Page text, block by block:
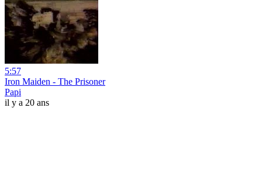
5:57
Iron Maiden - The Prisoner
Papi
il y a 20 ans